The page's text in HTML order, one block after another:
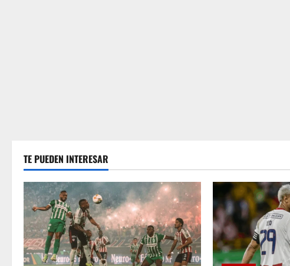
TE PUEDEN INTERESAR